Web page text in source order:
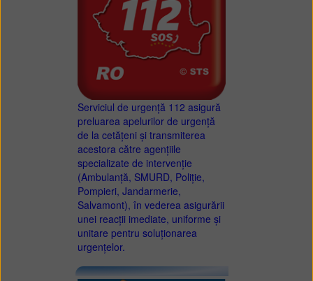
Serviciul de urgență 112 asigură
preluarea apelurilor de urgență
de la cetățeni și transmiterea
acestora către agențiile
specializate de intervenție
(Ambulanță, SMURD, Poliție,
Pompieri, Jandarmerie,
Salvamont), în vederea asigurării
unei reacții imediate, uniforme și
unitare pentru soluționarea
urgențelor.